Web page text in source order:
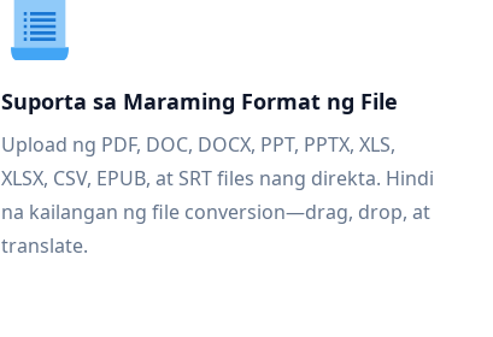
Suporta sa Maraming Format ng File
Upload ng PDF, DOC, DOCX, PPT, PPTX, XLS,
XLSX, CSV, EPUB, at SRT files nang direkta. Hindi
na kailangan ng file conversion—drag, drop, at
translate.